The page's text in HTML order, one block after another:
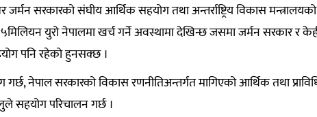
सरकारको संघीय आर्थिक सहयोग तथा अन्तर्राष्ट्रिय विकास मन्त्रालयको
युरो नेपालमा खर्च गर्ने अवस्थामा देखिन्छ जसमा जर्मन सरकार र
पनि रहेको हुनसक्छ ।
नेपाल सरकारको विकास रणनीतिअन्तर्गत मागिएको आर्थिक तथा
सहयोग परिचालन गर्छ ।